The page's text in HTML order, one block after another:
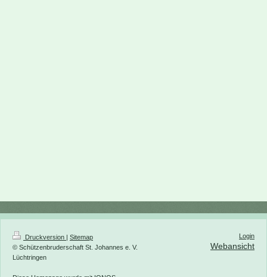
Druckversion
Sitemap
© Schützenbruderschaft St. Johannes e. V.
Lüchtringen
Login
Webansicht